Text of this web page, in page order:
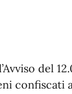
del
confiscati